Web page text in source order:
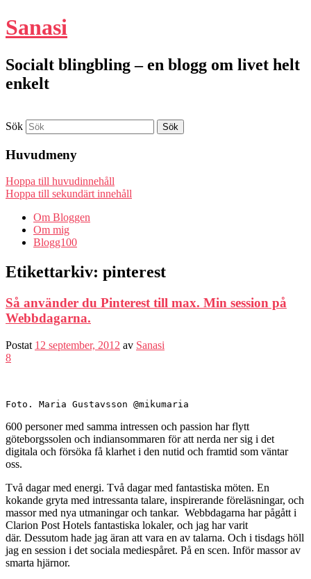
Sanasi
Socialt blingbling – en blogg om livet helt
enkelt
Sök
Huvudmeny
Hoppa till huvudinnehåll
Hoppa till sekundärt innehåll
Om Bloggen
Om mig
Blogg100
Etikettarkiv: pinterest
Så använder du Pinterest till max. Min session på
Webbdagarna.
Postat 12 september, 2012 av Sanasi
8
Foto. Maria Gustavsson @mikumaria
600 personer med samma intressen och passion har flytt
göteborgssolen och indiansommaren för att nerda ner sig i det
digitala och försöka få klarhet i den nutid och framtid som väntar
oss.
Två dagar med energi. Två dagar med fantastiska möten. En
kokande gryta med intressanta talare, inspirerande föreläsningar, och
massor med nya utmaningar och tankar. Webbdagarna har pågått i
Clarion Post Hotels fantastiska lokaler, och jag har varit
där. Dessutom hade jag äran att vara en av talarna. Och i tisdags höll
jag en session i det sociala mediespåret. På en scen. Inför massor av
smarta hjärnor.